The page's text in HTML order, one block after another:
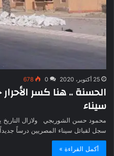
25 أكتوبر، 2020 0
678
الحسنة .. هنا كسر
سيناء
محمود حسن الشوربجي ولازال التاريخ
سجل لقبائل سيناء المصريين درساً
أكمل القراءة »